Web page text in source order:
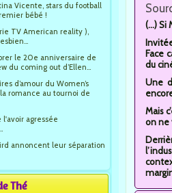
Vicente, stars du football
bébé !
TV American reality ),
le 20e anniversaire de
du coming out d’Ellen...
d’amour du Women’s
romance au tournoi de
l'avoir agressée
annoncent leur séparation
Thé
(...) Si
Face
du
Une
Mais
on ne